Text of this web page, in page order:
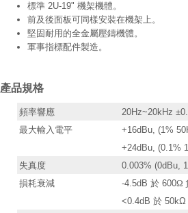
標準 2U-19" 機架機體。
前及後面板可同樣安裝在機架上。
堅固耐用的全金屬壓鑄機體。
軍事指標配件製造。
產品規格
頻率響應
20Hz~20kHz
最大輸入電平
+16dBu, (1%
+24dBu, (0.1%
失真度
0.003% (0dBu,
損耗衰減
-4.5dB 於 600Ω
<0.4dB 於 50kΩ